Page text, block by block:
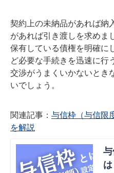
契約上の未納品があれば納
があれば引き渡しを求めま
保有している債権を明確に
ど必要な手続きを迅速に行
交渉がうまくいかないとき
いでしょう。
関連記事： 与信枠（与信限
を解説